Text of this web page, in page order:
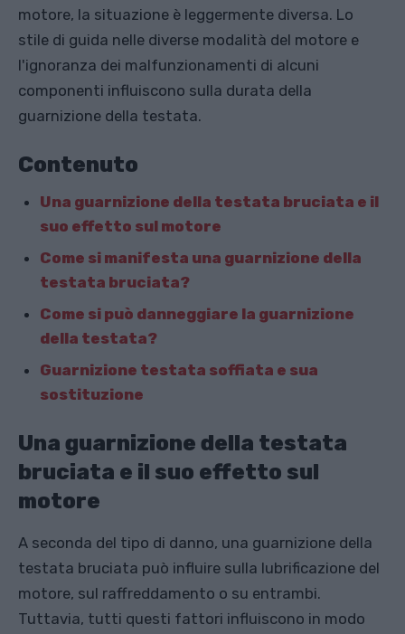
motore, la situazione è leggermente diversa. Lo
stile di guida nelle diverse modalità del motore e
l'ignoranza dei malfunzionamenti di alcuni
componenti influiscono sulla durata della
guarnizione della testata.
Contenuto
Una guarnizione della testata bruciata e il
suo effetto sul motore
Come si manifesta una guarnizione della
testata bruciata?
Come si può danneggiare la guarnizione
della testata?
Guarnizione testata soffiata e sua
sostituzione
Una guarnizione della testata
bruciata e il suo effetto sul
motore
A seconda del tipo di danno, una guarnizione della
testata bruciata può influire sulla lubrificazione del
motore, sul raffreddamento o su entrambi.
Tuttavia, tutti questi fattori influiscono in modo